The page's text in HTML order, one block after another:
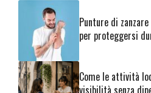
Punture di
per proteggersi
Come le attività